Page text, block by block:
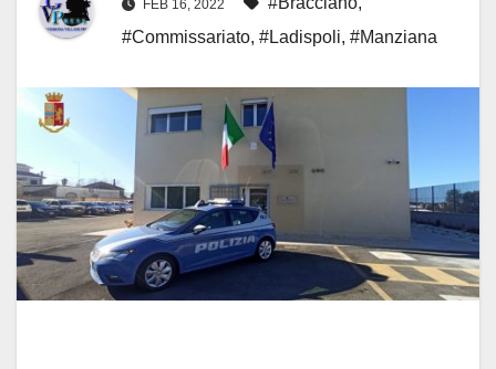
FEB 16, 2022
#Commissariato, #Ladispoli, #Manziana